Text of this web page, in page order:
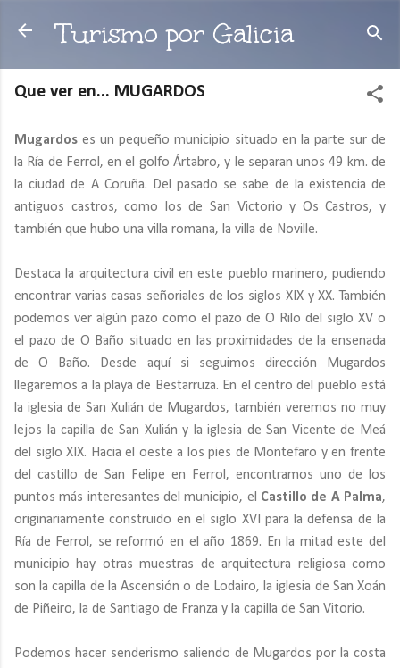
Ir al contenido principal
Turismo por Galicia
Que ver en... MUGARDOS
Mugardos es un pequeño municipio situado en la parte sur de
la Ría de Ferrol, en el golfo Ártabro, y le separan unos 49 km. de
la ciudad de A Coruña. Del pasado se sabe de la existencia de
antiguos castros, como los de San Victorio y Os Castros, y
también que hubo una villa romana, la villa de Noville.
Destaca la arquitectura civil en este pueblo marinero, pudiendo
encontrar varias casas señoriales de los siglos XIX y XX. También
podemos ver algún pazo como el pazo de O Rilo del siglo XV o
el pazo de O Baño situado en las proximidades de la ensenada
de O Baño. Desde aquí si seguimos dirección Mugardos
llegaremos a la playa de Bestarruza. En el centro del pueblo está
la iglesia de San Xulián de Mugardos, también veremos no muy
lejos la capilla de San Xulián y la iglesia de San Vicente de Meá
del siglo XIX. Hacia el oeste a los pies de Montefaro y en frente
del castillo de San Felipe en Ferrol, encontramos uno de los
puntos más interesantes del municipio, el Castillo de A Palma,
originariamente construido en el siglo XVI para la defensa de la
Ría de Ferrol, se reformó en el año 1869. En la mitad este del
municipio hay otras muestras de arquitectura religiosa como
son la capilla de la Ascensión o de Lodairo, la iglesia de San Xoán
de Piñeiro, la de Santiago de Franza y la capilla de San Vitorio.
Podemos hacer senderismo saliendo de Mugardos por la costa